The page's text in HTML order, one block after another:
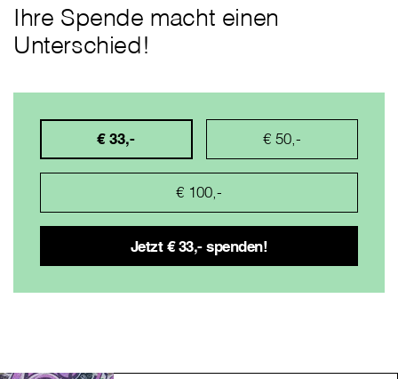
Ihre Spende macht einen
Unterschied!
€ 33,- € 50,-
€ 100,-